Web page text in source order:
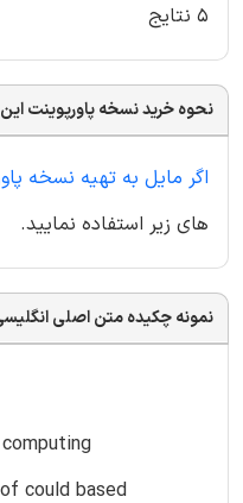
۵ نتایج
نحوه خرید نسخه پاورپوینت این
اگر مایل به تهیه نسخه
های زیر استفاده نمایید.
نمونه چکیده متن اصلی
could based